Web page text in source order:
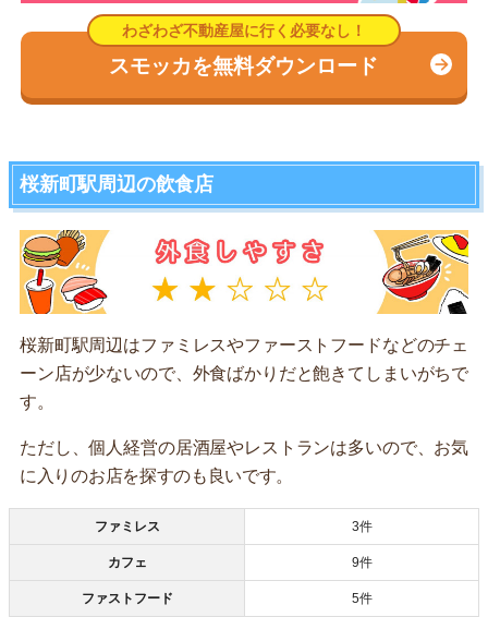
スモッカを無料ダウンロード
桜新町駅周辺の飲食店
桜新町駅周辺はファミレスやファーストフードなどのチェ
ーン店が少ないので、外食ばかりだと飽きてしまいがちで
す。
ただし、個人経営の居酒屋やレストランは多いので、お気
に入りのお店を探すのも良いです。
ファミレス 3件
カフェ 9件
ファストフード 5件